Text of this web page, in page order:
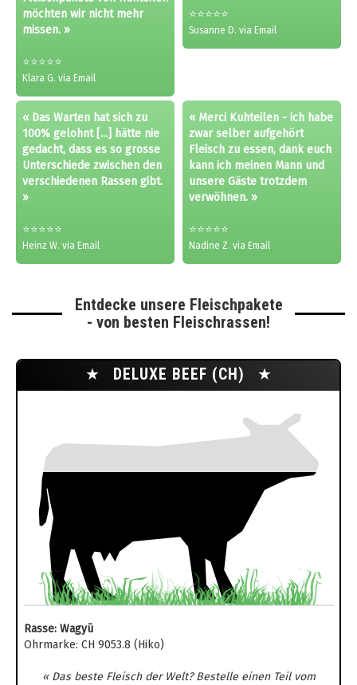
möchten wir nicht mehr
missen. »
⭐⭐⭐⭐⭐
Klara G. via Email
⭐⭐⭐⭐⭐
Susanne D. via Email
« Das Warten hat sich zu
100% gelohnt [...] hätte nie
gedacht, dass es so grosse
Unterschiede zwischen den
verschiedenen Rassen gibt.
»
⭐⭐⭐⭐⭐
Heinz W. via Email
« Merci Kuhteilen - ich habe
zwar selber aufgehört
Fleisch zu essen, dank euch
kann ich meinen Mann und
unsere Gäste trotzdem
verwöhnen. »
⭐⭐⭐⭐⭐
Nadine Z. via Email
Entdecke unsere Fleischpakete
- von besten Fleischrassen!
★ DELUXE BEEF (CH) ★
Rasse: Wagyū
Ohrmarke: CH 9053.8 (Hiko)
« Das beste Fleisch der Welt? Bestelle einen Teil vom